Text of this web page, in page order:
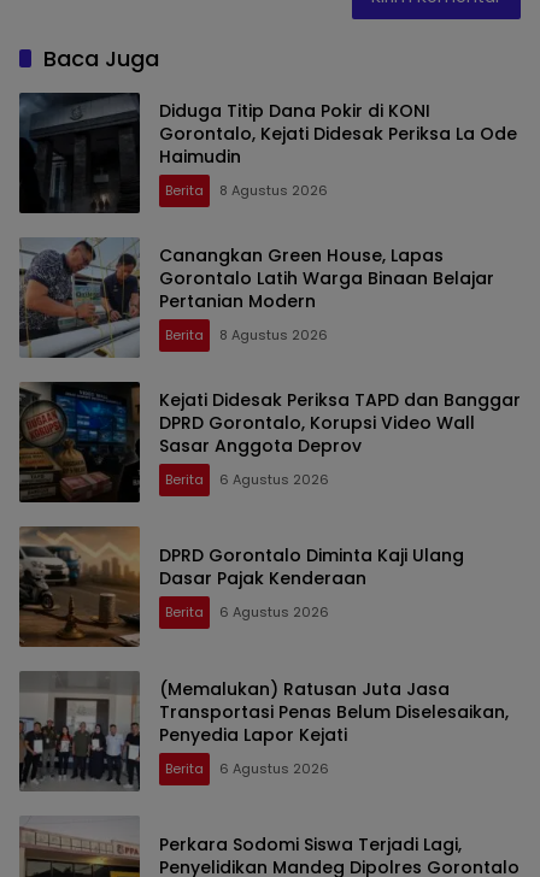
Baca Juga
Diduga Titip Dana Pokir di KONI
Gorontalo, Kejati Didesak Periksa La Ode
Haimudin
Berita 8 Agustus 2026
Canangkan Green House, Lapas
Gorontalo Latih Warga Binaan Belajar
Pertanian Modern
Berita 8 Agustus 2026
Kejati Didesak Periksa TAPD dan Banggar
DPRD Gorontalo, Korupsi Video Wall
Sasar Anggota Deprov
Berita 6 Agustus 2026
DPRD Gorontalo Diminta Kaji Ulang
Dasar Pajak Kenderaan
Berita 6 Agustus 2026
(Memalukan) Ratusan Juta Jasa
Transportasi Penas Belum Diselesaikan,
Penyedia Lapor Kejati
Berita 6 Agustus 2026
Perkara Sodomi Siswa Terjadi Lagi,
Penyelidikan Mandeg Dipolres Gorontalo